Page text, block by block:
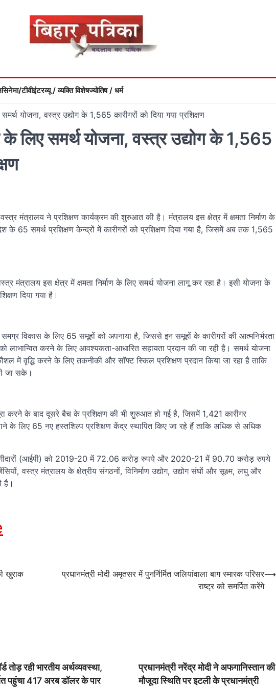
सिनेमा/टीवीइंटरव्यू / व्यक्ति विशेषज्योतिष / धर्म
योजना, वस्त्र उद्योग के 1,565 कारीगरों को दिया गया प्रशिक्षण
लिए समर्थ योजना, वस्त्र उद्योग के 1,565
मंत्रालय ने प्रशिक्षण कार्यक्रम की शुरुआत की है। मंत्रालय इस क्षेत्र में क्षमता निर्माण के
के 65 समर्थ प्रशिक्षण केन्द्रों में कारीगरों को प्रशिक्षण दिया गया है, जिसमें अब तक 1,565
मंत्रालय इस क्षेत्र में क्षमता निर्माण के लिए समर्थ योजना लागू कर रहा है। इसी योजना के
दिया गया है।
विकास के लिए 65 समूहों को अपनाया है, जिससे इन समूहों के कारीगरों की आत्मनिर्भरता
लाभान्वित करने के लिए आवश्यकता-आधारित सहायता प्रदान की जा रही है। समर्थ योजना
में वृद्धि करने के लिए तकनीकी और सॉफ्ट स्किल प्रशिक्षण प्रदान किया जा रहा है ताकि
जा सके।
करने के बाद दूसरे बैच के प्रशिक्षण की भी शुरुआत हो गई है, जिसमें 1,421 कारीगर
के लिए 65 नए हस्तशिल्प प्रशिक्षण केंद्र स्थापित किए जा रहे हैं ताकि अधिक से अधिक
(आईपी) को 2019-20 में 72.06 करोड़ रुपये और 2020-21 में 90.70 करोड़ रुपये
वस्त्र मंत्रालय के क्षेत्रीय संगठनों, विनिर्माण उद्योग, उद्योग संघों और सूक्ष्म, लघु और
है।
खुराक
प्रधानमंत्री मोदी अमृतसर में पुनर्निर्मित जलियांवाला बाग स्मारक परिसर
राष्ट्र को समर्पित करेंगे
⟶
तोड़ रही भारतीय अर्थव्यवस्था,
पहुंचा 417 अरब डॉलर के पार
प्रधानमंत्री नरेंद्र मोदी ने अफगानिस्तान की
मौजूदा स्थिति पर इटली के प्रधानमंत्री